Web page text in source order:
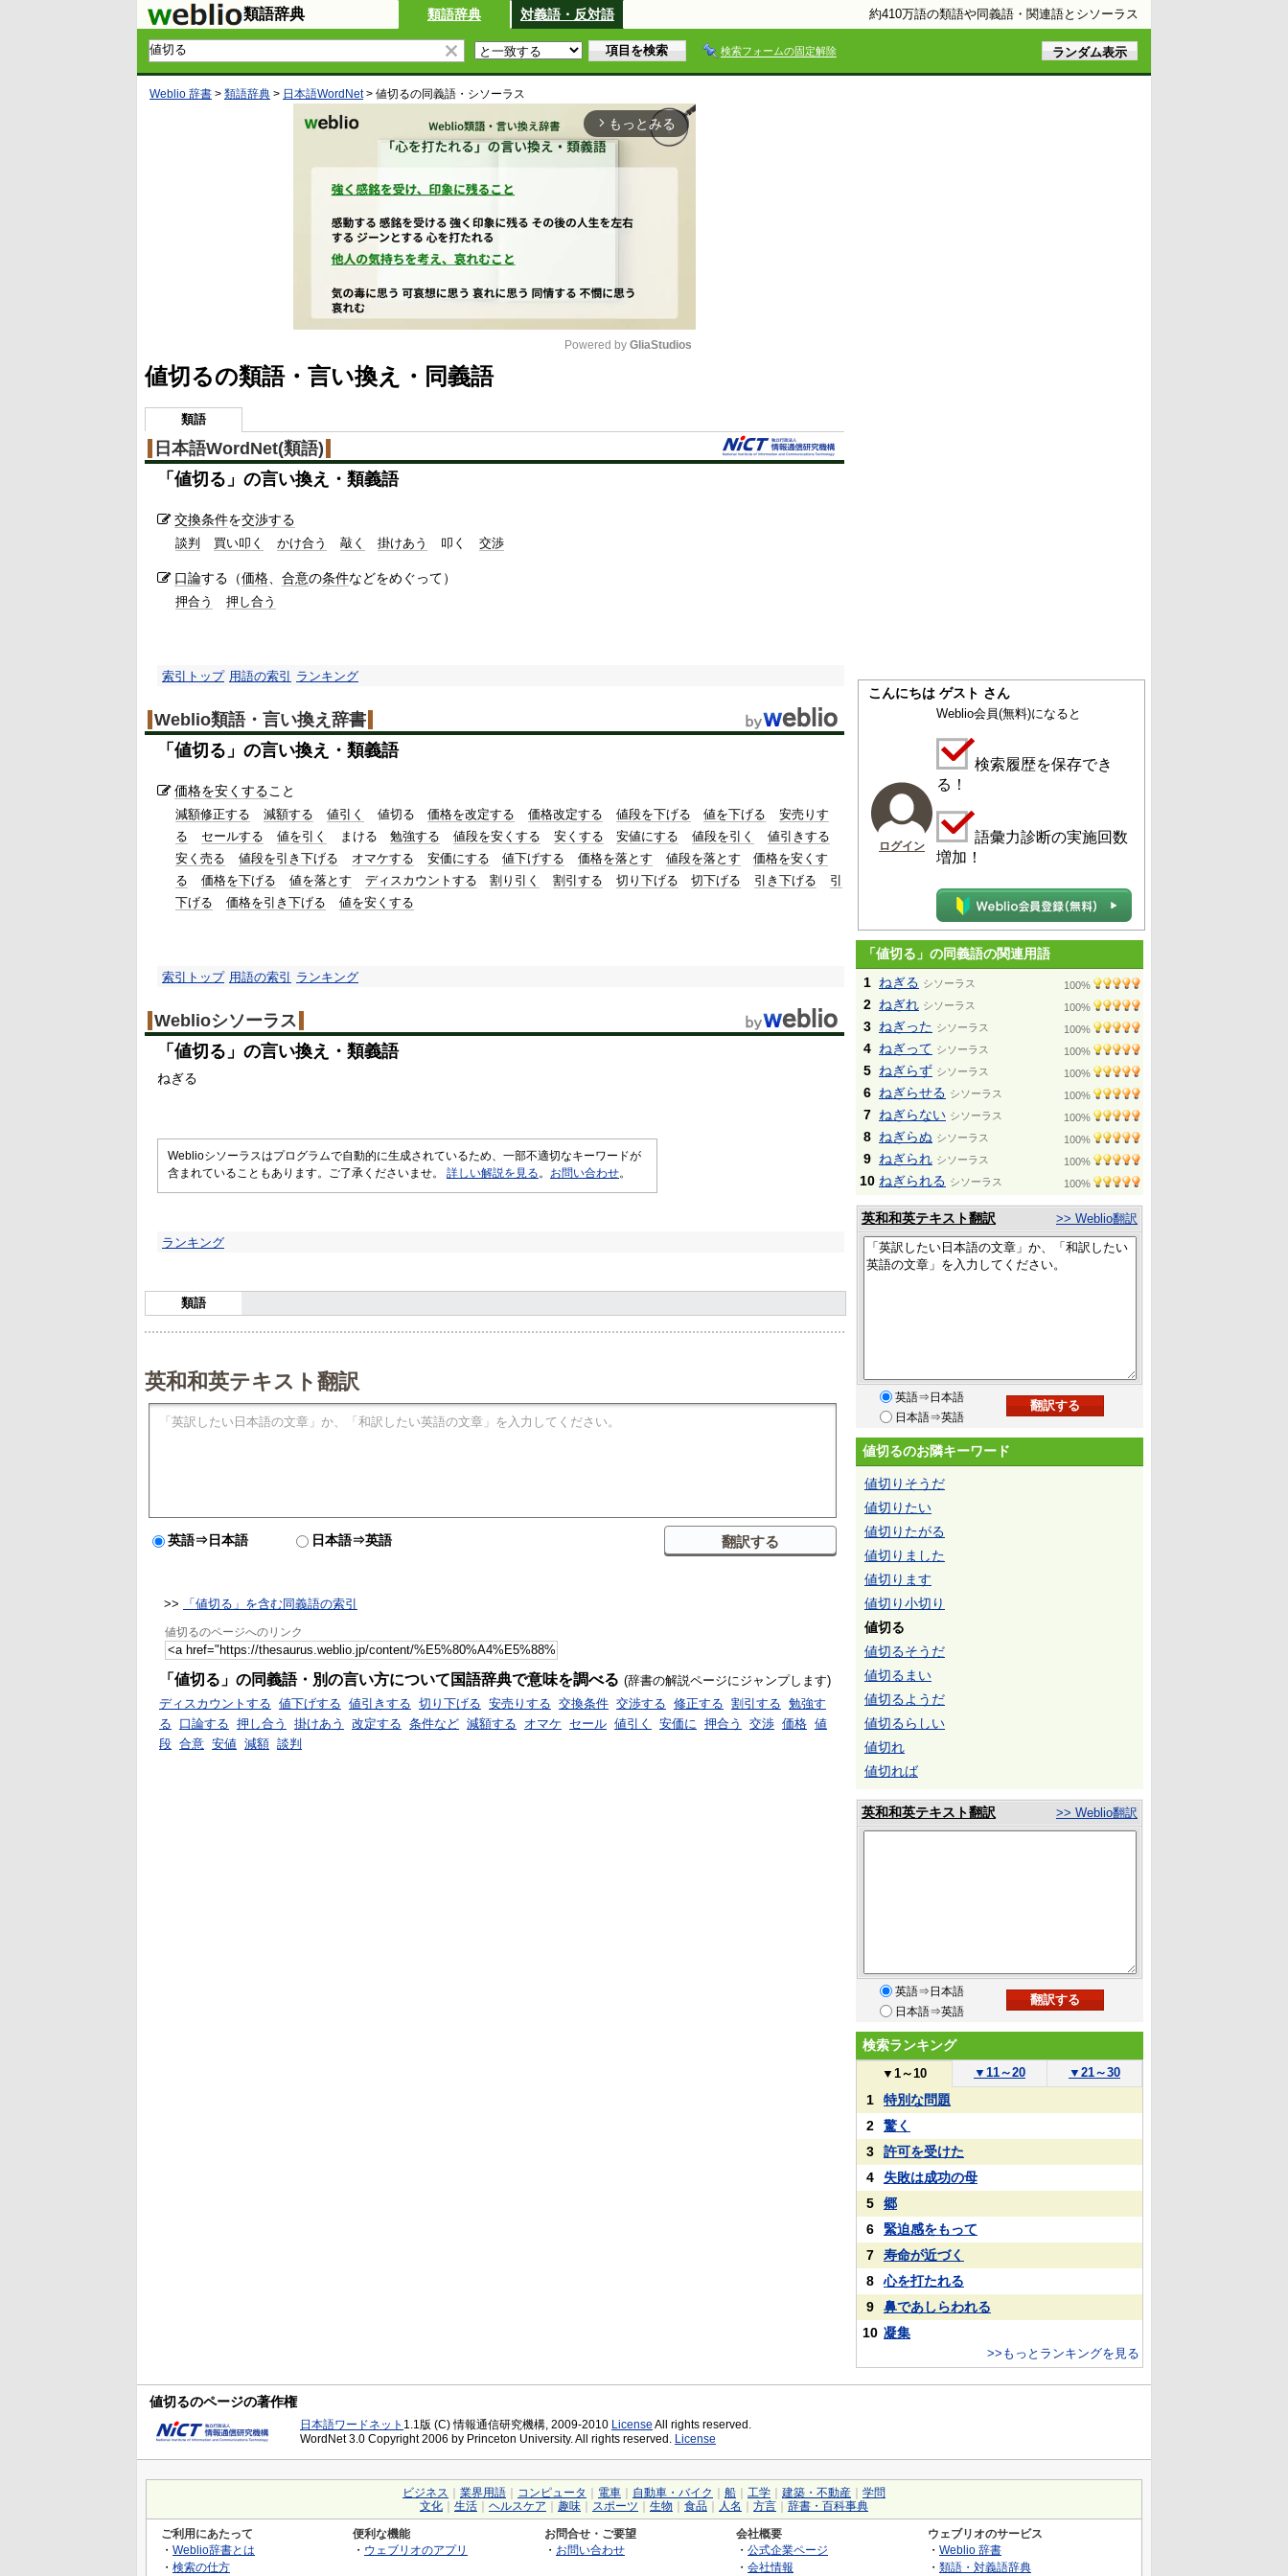
類語辞典 類語辞典 対義語・反対語 約410万語の類語や同義語・関連語とシソーラス
検索フォームの固定解除
Weblio 辞書 > 類語辞典 > 日本語WordNet> 値切るの同義語・シソーラス
arrow_forward_ios もっとみる
Powered by GliaStudios
値切るの類語・言い換え・同義語
類語
日本語WordNet(類語)
「 値切る 」の言い換え・類義語
交換条件を交渉する
談判 買い叩く かけ合う 敲く 掛けあう 叩く 交渉
口論する（価格、 合意の条件などをめぐって）
押合う 押し合う
索引トップ 用語の索引 ランキング
Weblio類語・言い換え辞書
「 値切る 」の言い換え・類義語
価格を安くすること
減額修正する 減額する 値引く 値切る 価格を改定する 価格改定する 値段を下げる 値を下げる
安売りす
る
セールする 値を引く まける 勉強する 値段を安くする 安くする 安値にする 値段を引く
値引きする
安く売る
値段を引き下げる オマケする 安価にする 値下げする 価格を落とす 値段を落とす
価格を安くす
る
価格を下げる 値を落とす ディスカウントする 割り引く 割引する 切り下げる 切下げる 引き下げる
引
下げる
価格を引き下げる 値を安くする
索引トップ 用語の索引 ランキング
Weblioシソーラス
「 値切る 」の言い換え・類義語
ねぎる
Weblioシソーラスはプログラムで自動的に生成されているため、一部不適切なキーワードが
含まれていることもあります。ご了承くださいませ。 詳しい解説を見る 。 お問い合わせ。
ランキング
類語
英和和英テキスト翻訳
英語⇒日本語 日本語⇒英語
>> 「値切る」を含む同義語の索引
値切るのページへのリンク
「値切る」の同義語・別の言い方について国語辞典で意味を調べる (辞書の解説ページにジャンプします)
ディスカウントする 値下げする 値引きする 切り下げる 安売りする 交換条件 交渉する 修正する 割引する 勉強す
る
口論する 押し合う 掛けあう 改定する 条件など 減額する オマケ セール 値引く 安価に 押合う 交渉 価格 値
段 合意 安値 減額 談判
こんにちは ゲスト さん
ログイン
Weblio会員(無料)になると
検索履歴を保存でき
る！
語彙力診断の実施回数
増加！
「値切る」の同義語の関連用語
1 ねぎる シソーラス 100%
2 ねぎれ シソーラス 100%
3 ねぎった シソーラス 100%
4 ねぎって シソーラス 100%
5 ねぎらず シソーラス 100%
6 ねぎらせる シソーラス 100%
7 ねぎらない シソーラス 100%
8 ねぎらぬ シソーラス 100%
9 ねぎられ シソーラス 100%
10 ねぎられる シソーラス 100%
英和和英テキスト翻訳 >> Weblio翻訳
英語⇒日本語
日本語⇒英語
値切るのお隣キーワード
値切りそうだ
値切りたい
値切りたがる
値切りました
値切ります
値切り小切り
値切る
値切るそうだ
値切るまい
値切るようだ
値切るらしい
値切れ
値切れば
英和和英テキスト翻訳 >> Weblio翻訳
英語⇒日本語
日本語⇒英語
検索ランキング
▼ 1～10 ▼ 11～20 ▼ 21～30
1
特別な問題
2
驚く
3
許可を受けた
4
失敗は成功の母
5
郷
6
緊迫感をもって
7
寿命が近づく
8
心を打たれる
9
鼻であしらわれる
10 凝集
>>もっとランキングを見る
値切るのページの著作権
日本語ワードネット 1.1版 (C) 情報通信研究機構, 2009-2010 License All rights reserved.
WordNet 3.0 Copyright 2006 by Princeton University. All rights reserved. License
ビジネス 業界用語 コンピュータ 電車 自動車・バイク 船 工学 建築・不動産
学問
文化
生活 ヘルスケア 趣味 スポーツ 生物 食品 人名 方言 辞書・百科事典
ご利用にあたって
・ Weblio辞書とは
・ 検索の仕方
便利な機能
・ ウェブリオのアプリ
お問合せ・ご要望
・ お問い合わせ
会社概要
・ 公式企業ページ
・ 会社情報
ウェブリオのサービス
・ Weblio 辞書
・ 類語・対義語辞典